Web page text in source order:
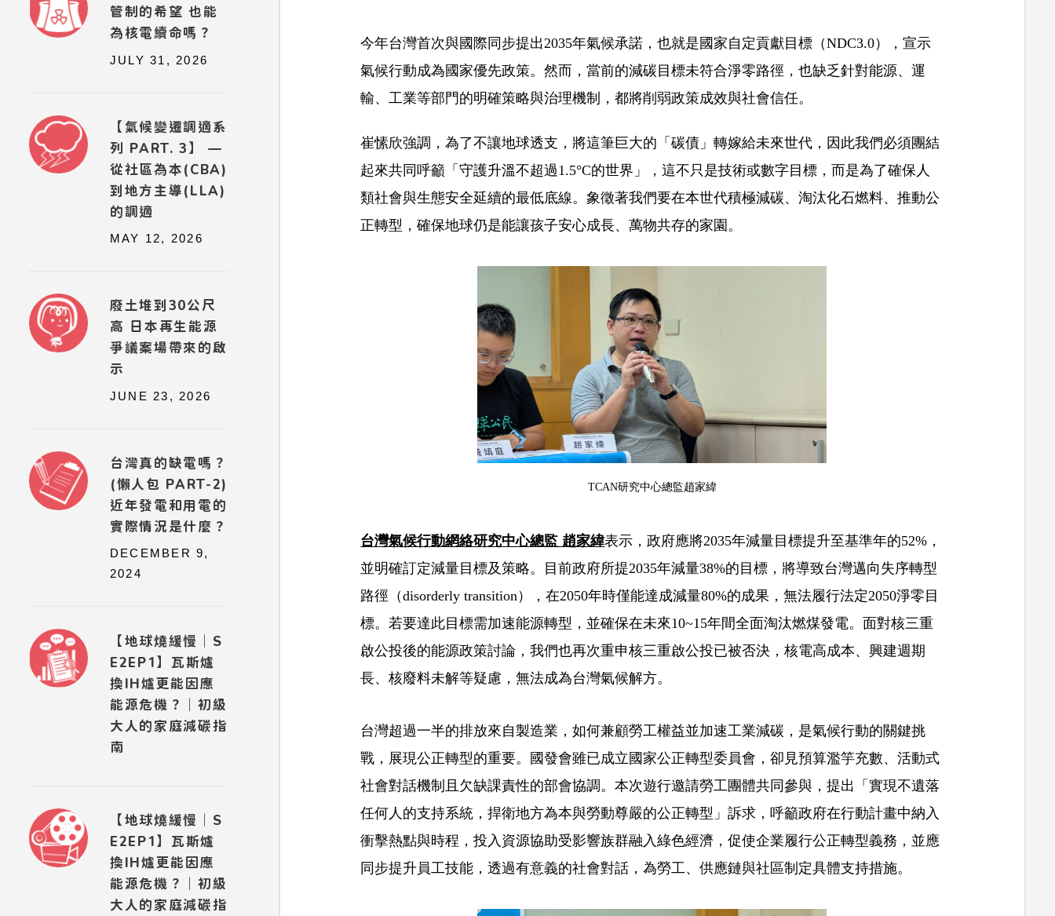
今年台灣首次與國際同步提出2035年氣候承諾，也就是國家自定貢獻目標（NDC3.0），宣示
氣候行動成為國家優先政策。然而，當前的減碳目標未符合淨零路徑，也缺乏針對能源、運
輸、工業等部門的明確策略與治理機制，都將削弱政策成效與社會信任。
崔愫欣強調，為了不讓地球透支，將這筆巨大的「碳債」轉嫁給未來世代，因此我們必須團結
起來共同呼籲「守護升溫不超過1.5°C的世界」，這不只是技術或數字目標，而是為了確保人
類社會與生態安全延續的最低底線。象徵著我們要在本世代積極減碳、淘汰化石燃料、推動公
正轉型，確保地球仍是能讓孩子安心成長、萬物共存的家園。
TCAN研究中心總監趙家緯
台灣氣候行動網絡研究中心總監 趙家緯表示，政府應將2035年減量目標提升至基準年的52%，
並明確訂定減量目標及策略。目前政府所提2035年減量38%的目標，將導致台灣邁向失序轉型
路徑（disorderly transition），在2050年時僅能達成減量80%的成果，無法履行法定2050淨零目
標。若要達此目標需加速能源轉型，並確保在未來10~15年間全面淘汰燃煤發電。面對核三重
啟公投後的能源政策討論，我們也再次重申核三重啟公投已被否決，核電高成本、興建週期
長、核廢料未解等疑慮，無法成為台灣氣候解方。
台灣超過一半的排放來自製造業，如何兼顧勞工權益並加速工業減碳，是氣候行動的關鍵挑
戰，展現公正轉型的重要。國發會雖已成立國家公正轉型委員會，卻見預算濫竽充數、活動式
社會對話機制且欠缺課責性的部會協調。本次遊行邀請勞工團體共同參與，提出「實現不遺落
任何人的支持系統，捍衛地方為本與勞動尊嚴的公正轉型」訴求，呼籲政府在行動計畫中納入
衝擊熱點與時程，投入資源協助受影響族群融入綠色經濟，促使企業履行公正轉型義務，並應
同步提升員工技能，透過有意義的社會對話，為勞工、供應鏈與社區制定具體支持措施。
管制的希望 也能
為核電續命嗎？
JULY 31, 2026
【氣候變遷調適系
列 PART. 3】 —
從社區為本(CBA)
到地方主導(LLA)
的調適
MAY 12, 2026
廢土堆到30公尺
高 日本再生能源
爭議案場帶來的啟
示
JUNE 23, 2026
台灣真的缺電嗎？
(懶人包 PART-2)
近年發電和用電的
實際情況是什麼？
DECEMBER 9,
2024
【地球燒緩慢｜S
E2EP1】瓦斯爐
換IH爐更能因應
能源危機？｜初級
大人的家庭減碳指
南
【地球燒緩慢｜S
E2EP1】瓦斯爐
換IH爐更能因應
能源危機？｜初級
大人的家庭減碳指